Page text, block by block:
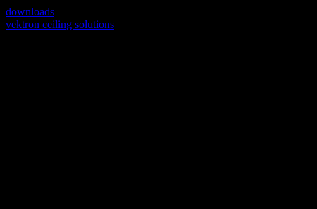
downloads
vektron ceiling solutions